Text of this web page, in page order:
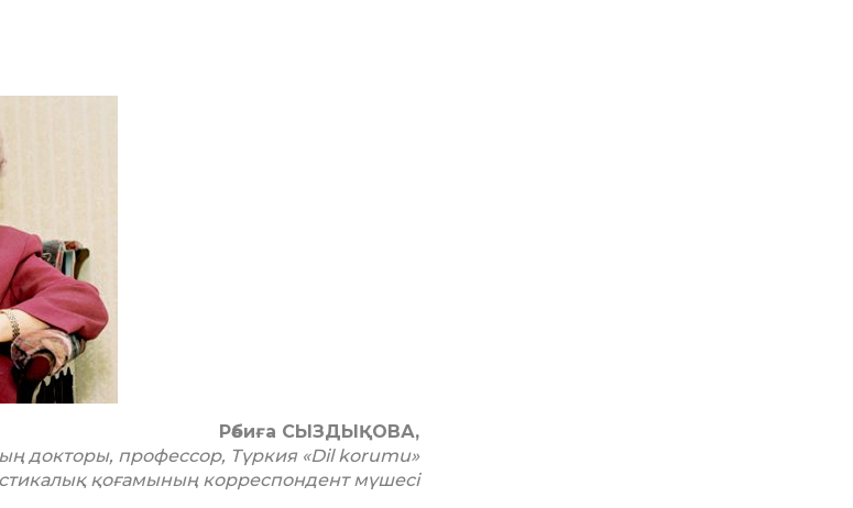
Рәбиға СЫЗДЫҚОВА,
докторы, профессор, Түркия «Dil korumu»
қоғамының корреспондент мүшесi